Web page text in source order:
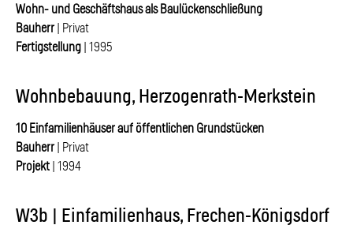
Wohn- und Geschäftshaus als Baulückenschließung
Bauherr | Privat
Fertigstellung | 1995
Wohnbebauung, Herzogenrath-Merkstein
10 Einfamilienhäuser auf öffentlichen Grundstücken
Bauherr | Privat
Projekt | 1994
W3b | Einfamilienhaus, Frechen-Königsdorf